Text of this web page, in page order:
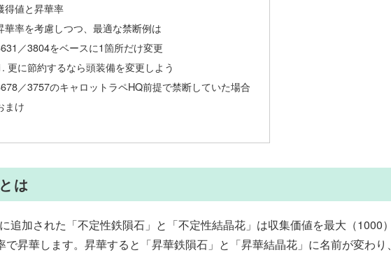
得値と昇華率
華率を考慮しつつ、最適な禁断例は
／3804をベースに1箇所だけ変更
更に節約するなら頭装備を変更しよう
／3757のキャロットラペHQ前提で禁断していた場合
まけ
は
追加された「不定性鉄隕石」と「不定性結晶花」は収集価値を最大（1000）
昇華します。昇華すると「昇華鉄隕石」と「昇華結晶花」に名前が変わり、